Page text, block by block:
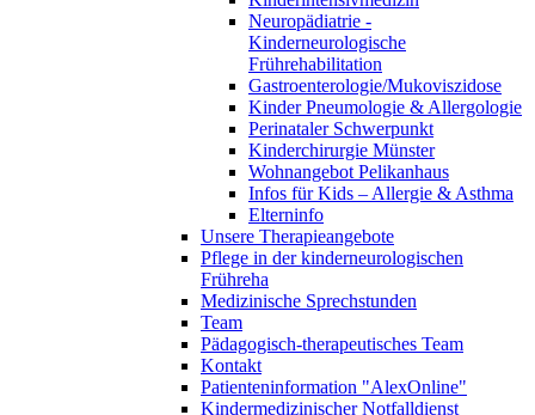
Neuropädiatrie -
Kinderneurologische
Frührehabilitation
Gastroenterologie/Mukoviszidose
Kinder Pneumologie & Allergologie
Perinataler Schwerpunkt
Kinderchirurgie Münster
Wohnangebot Pelikanhaus
Infos für Kids – Allergie & Asthma
Elterninfo
Unsere Therapieangebote
Pflege in der kinderneurologischen
Frühreha
Medizinische Sprechstunden
Team
Pädagogisch-therapeutisches Team
Kontakt
Patienteninformation "AlexOnline"
Kindermedizinischer Notfalldienst